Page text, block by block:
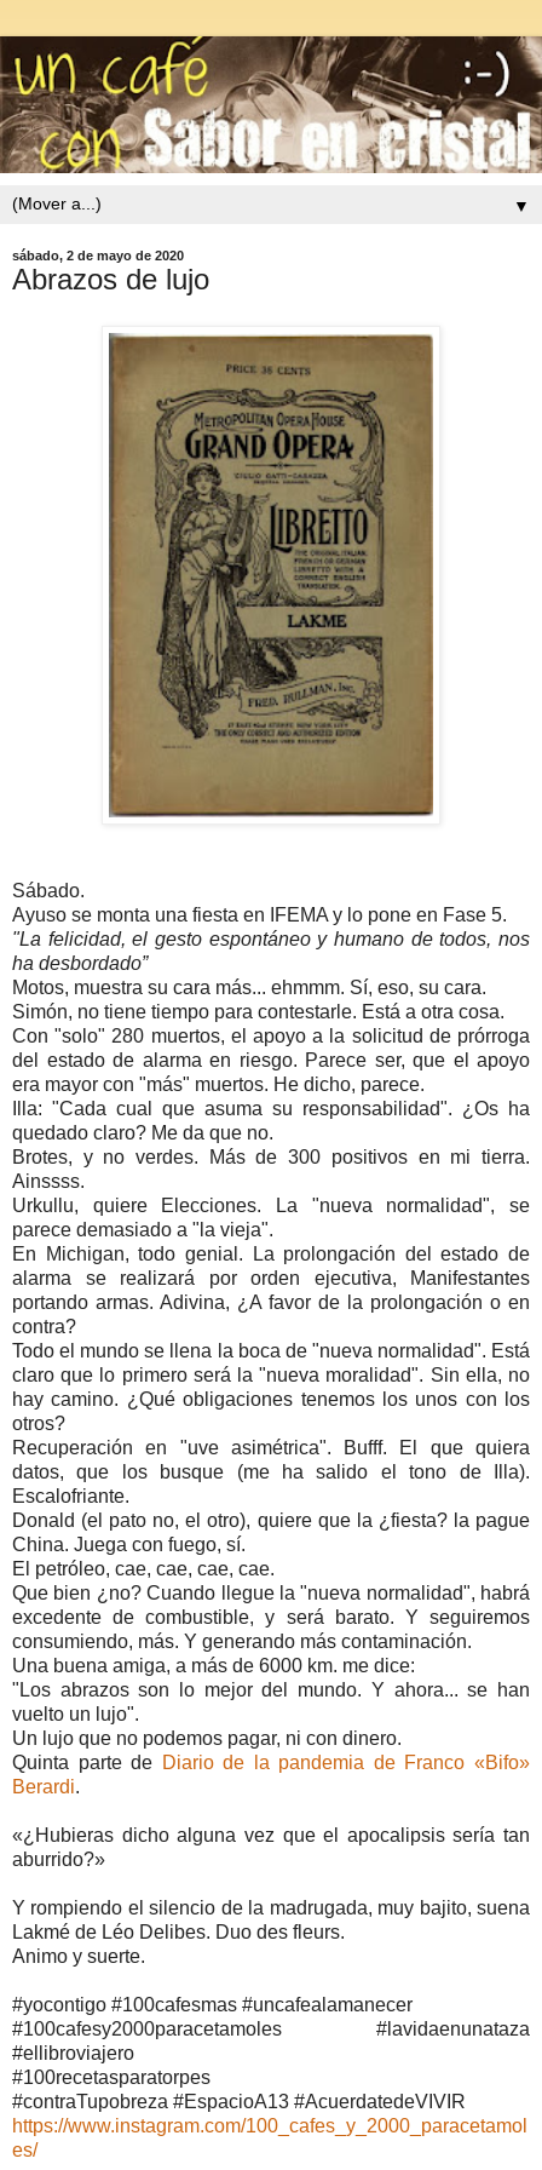
▼
sábado, 2 de mayo de 2020
Abrazos de lujo
Sábado.
Ayuso se monta una fiesta en IFEMA y lo pone en Fase 5.
"La felicidad, el gesto espontáneo y humano de todos, nos
ha desbordado”
Motos, muestra su cara más... ehmmm. Sí, eso, su cara.
Simón, no tiene tiempo para contestarle. Está a otra cosa.
Con "solo" 280 muertos, el apoyo a la solicitud de prórroga
del estado de alarma en riesgo. Parece ser, que el apoyo
era mayor con "más" muertos. He dicho, parece.
Illa: "Cada cual que asuma su responsabilidad". ¿Os ha
quedado claro? Me da que no.
Brotes, y no verdes. Más de 300 positivos en mi tierra.
Ainssss.
Urkullu, quiere Elecciones. La "nueva normalidad", se
parece demasiado a "la vieja".
En Michigan, todo genial. La prolongación del estado de
alarma se realizará por orden ejecutiva, Manifestantes
portando armas. Adivina, ¿A favor de la prolongación o en
contra?
Todo el mundo se llena la boca de "nueva normalidad". Está
claro que lo primero será la "nueva moralidad". Sin ella, no
hay camino. ¿Qué obligaciones tenemos los unos con los
otros?
Recuperación en "uve asimétrica". Bufff. El que quiera
datos, que los busque (me ha salido el tono de Illa).
Escalofriante.
Donald (el pato no, el otro), quiere que la ¿fiesta? la pague
China. Juega con fuego, sí.
El petróleo, cae, cae, cae, cae.
Que bien ¿no? Cuando llegue la "nueva normalidad", habrá
excedente de combustible, y será barato. Y seguiremos
consumiendo, más. Y generando más contaminación.
Una buena amiga, a más de 6000 km. me dice:
"Los abrazos son lo mejor del mundo. Y ahora... se han
vuelto un lujo".
Un lujo que no podemos pagar, ni con dinero.
Quinta parte de Diario de la pandemia de Franco «Bifo»
Berardi.
«¿Hubieras dicho alguna vez que el apocalipsis sería tan
aburrido?»
Y rompiendo el silencio de la madrugada, muy bajito, suena
Lakmé de Léo Delibes. Duo des fleurs.
Animo y suerte.
#yocontigo #100cafesmas #uncafealamanecer
#100cafesy2000paracetamoles #lavidaenunataza
#ellibroviajero
#100recetasparatorpes
#contraTupobreza #EspacioA13 #AcuerdatedeVIVIR
https://www.instagram.com/100_cafes_y_2000_paracetamol
es/